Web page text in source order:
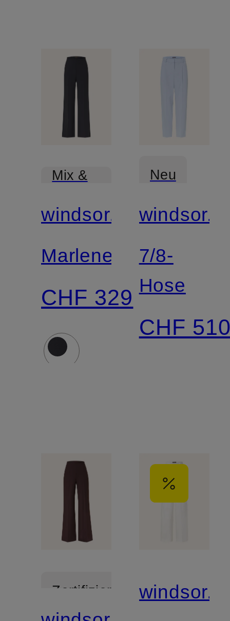
Mix &
windsor.
Marlenehose
CHF 329
Neu
Mix &
windsor.
7/8-
Hose
CHF
Zertifiziert windsor.